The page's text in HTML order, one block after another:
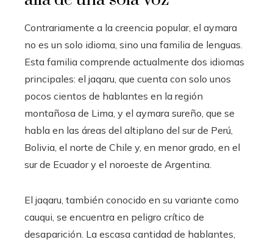
Contrariamente a la creencia popular, el aymara
no es un solo idioma, sino una familia de lenguas.
Esta familia comprende actualmente dos idiomas
principales: el jaqaru, que cuenta con solo unos
pocos cientos de hablantes en la región
montañosa de Lima, y el aymara sureño, que se
habla en las áreas del altiplano del sur de Perú,
Bolivia, el norte de Chile y, en menor grado, en el
sur de Ecuador y el noroeste de Argentina.
El jaqaru, también conocido en su variante como
cauqui, se encuentra en peligro crítico de
desaparición. La escasa cantidad de hablantes,